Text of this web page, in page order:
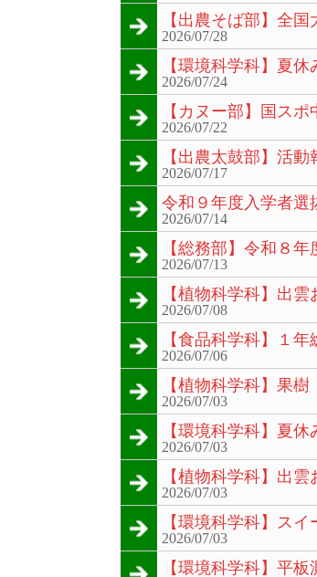
【出農そば部】全
2026/07/28
【環境科学科】夏
2026/07/24
【カヌー部】国ス
2026/07/22
【出農太鼓部】活動
2026/07/17
令和９年度入学者選
2026/07/14
【総務部】令和８
2026/07/13
【植物科学科】出
2026/07/08
【食品科学科】１年
2026/07/06
【植物科学科】果
2026/07/03
【環境科学科】夏
2026/07/03
【植物科学科】出
2026/07/03
【環境科学科】ス
2026/07/03
【環境科学科】平